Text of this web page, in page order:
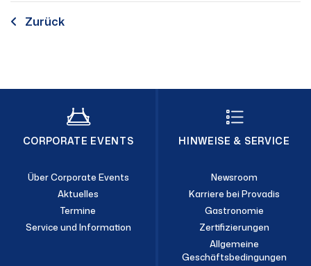
Zurück
CORPORATE EVENTS
Über Corporate Events
Aktuelles
Termine
Service und Information
HINWEISE & SERVICE
Newsroom
Karriere bei Provadis
Gastronomie
Zertifizierungen
Allgemeine
Geschäftsbedingungen